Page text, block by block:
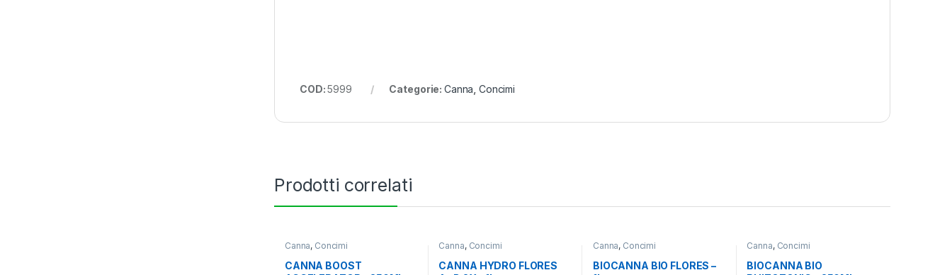
COD:5999 Categorie: Canna Concimi
Prodotti correlati
Canna, Concimi
CANNA BOOST
Canna, Concimi
CANNA HYDRO FLORES
Canna, Concimi
BIOCANNA BIO FLORES –
Canna, Concimi
BIOCANNA BIO